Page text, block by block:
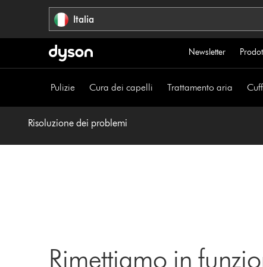
Italia
Newsletter
Pulizie Cura dei capelli Trattamento aria
Risoluzione dei problemi
Rimettiamo in